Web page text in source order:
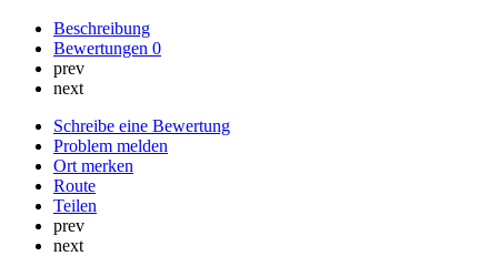
Beschreibung
Bewertungen 0
prev
next
Schreibe eine Bewertung
Problem melden
Ort merken
Route
Teilen
prev
next